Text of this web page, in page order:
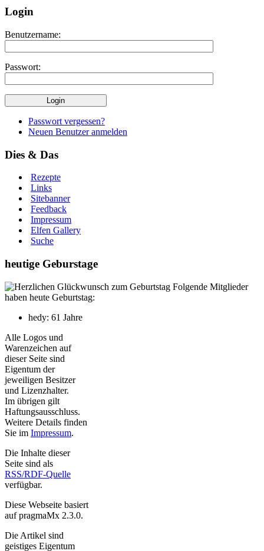
Login
Benutzername:
Passwort:
Passwort vergessen?
Neuen Benutzer anmelden
Dies & Das
Rezepte
Links
Sitebanner
Feedback
Impressum
Elfen Gallery
Suche
heutige Geburstage
Folgende Mitglieder
haben heute Geburtstag:
hedy: 61 Jahre
Alle Logos und
Warenzeichen auf
dieser Seite sind
Eigentum der
jeweiligen Besitzer
und Lizenzhalter.
Im übrigen gilt
Haftungsausschluss.
Weitere Details finden
Sie im Impressum.
Die Inhalte dieser
Seite sind als
RSS/RDF-Quelle
verfügbar.
Diese Webseite basiert
auf pragmaMx 2.3.0.
Die Artikel sind
geistiges Eigentum